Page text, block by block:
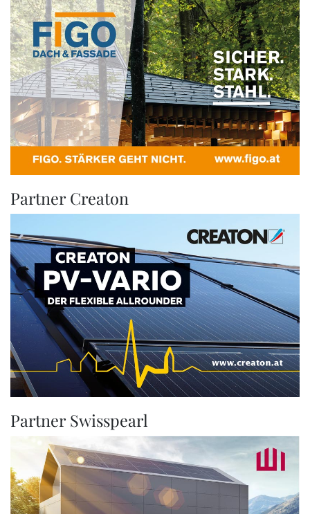
Partner Creaton
Partner Swisspearl